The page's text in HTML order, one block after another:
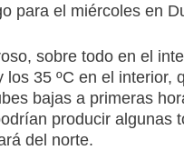
para el miércoles en
sobre todo en el
35 ºC en el
bajas a primeras
producir
del norte.